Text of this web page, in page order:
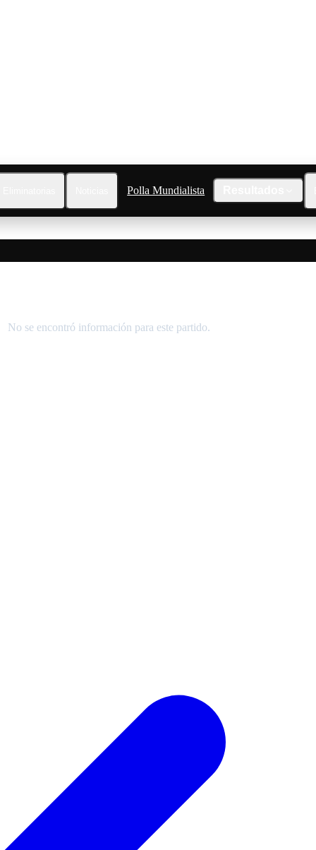
Polla Mundialista
No se encontró información para este partido.